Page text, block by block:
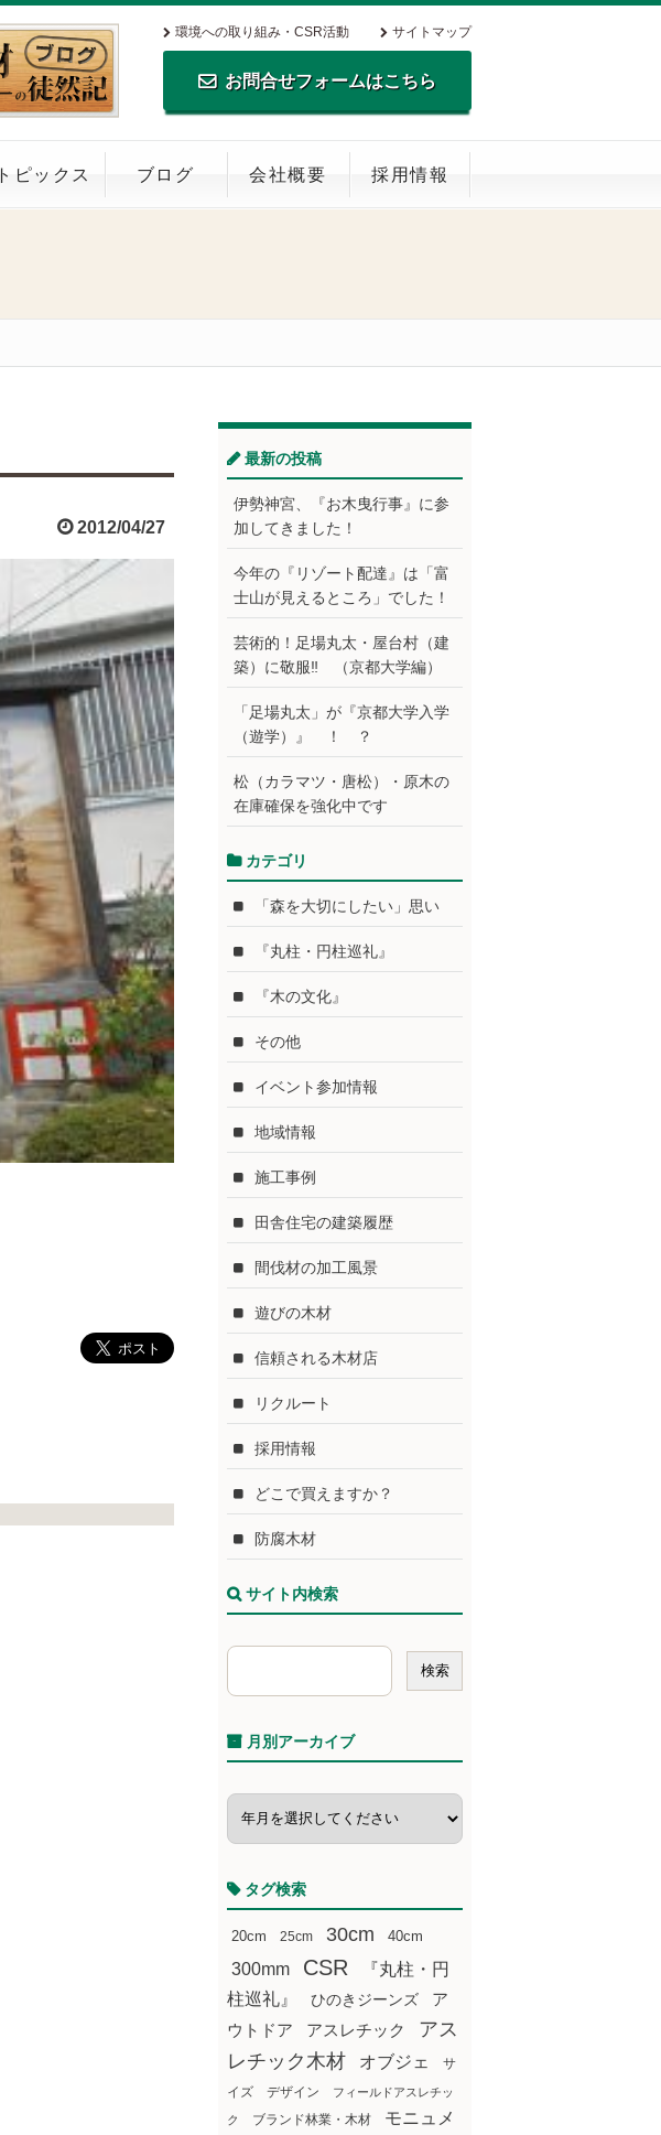
環境への取り組み・CSR活動 サイトマップ
お問合せフォームはこちら
TEL.0795-35-0516 FAX.0795-35-
0269
トピックス ブログ 会社概要 採用情報
2012/04/27
最新の投稿
伊勢神宮、『お木曳行事』に参
加してきました！
今年の『リゾート配達』は「富
士山が見えるところ」でした！
芸術的！足場丸太・屋台村（建
築）に敬服‼ （京都大学編）
「足場丸太」が『京都大学入学
（遊学）』 ！ ？
松（カラマツ・唐松）・原木の
在庫確保を強化中です
カテゴリ
「森を大切にしたい」思い
『丸柱・円柱巡礼』
『木の文化』
その他
イベント参加情報
地域情報
施工事例
田舎住宅の建築履歴
間伐材の加工風景
遊びの木材
信頼される木材店
リクルート
採用情報
どこで買えますか？
防腐木材
サイト内検索
月別アーカイブ
タグ検索
20cm 25cm 30cm 40cm
300mm CSR
『丸柱・円
柱巡礼』
ひのきジーンズ
ア
ウトドア
アスレチック
アス
レチック木材
オブジェ
サ
イズ
デザイン フィールドアスレチッ
ク ブランド林業・木材
モニュメ